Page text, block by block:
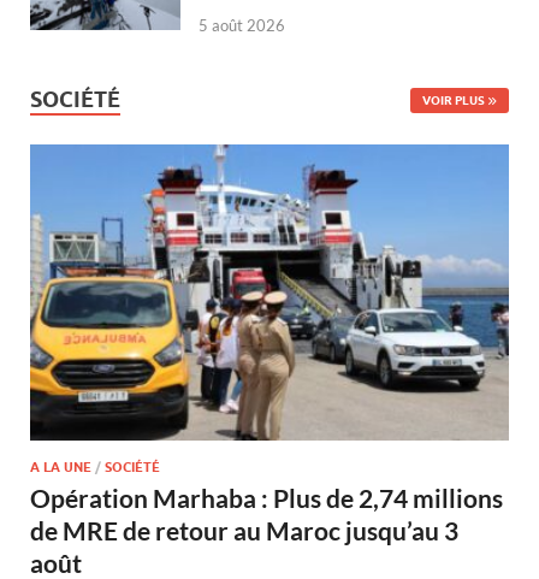
5 août 2026
SOCIÉTÉ VOIR PLUS
A LA UNE / SOCIÉTÉ
Opération Marhaba : Plus de 2,74 millions
de MRE de retour au Maroc jusqu’au 3
août